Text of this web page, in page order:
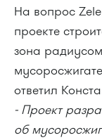
На вопрос
проекте
зона
ответил
- Проект
об